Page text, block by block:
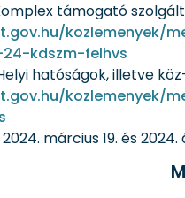
támogató
kozlemenyek/
kdszm-felhvs
hatóságok, illetve
március 19. és 2024.